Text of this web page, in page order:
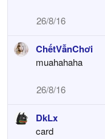
n
26/8/16
ChếtVẫnChơi
muahahaha
26/8/16
DkLx
card